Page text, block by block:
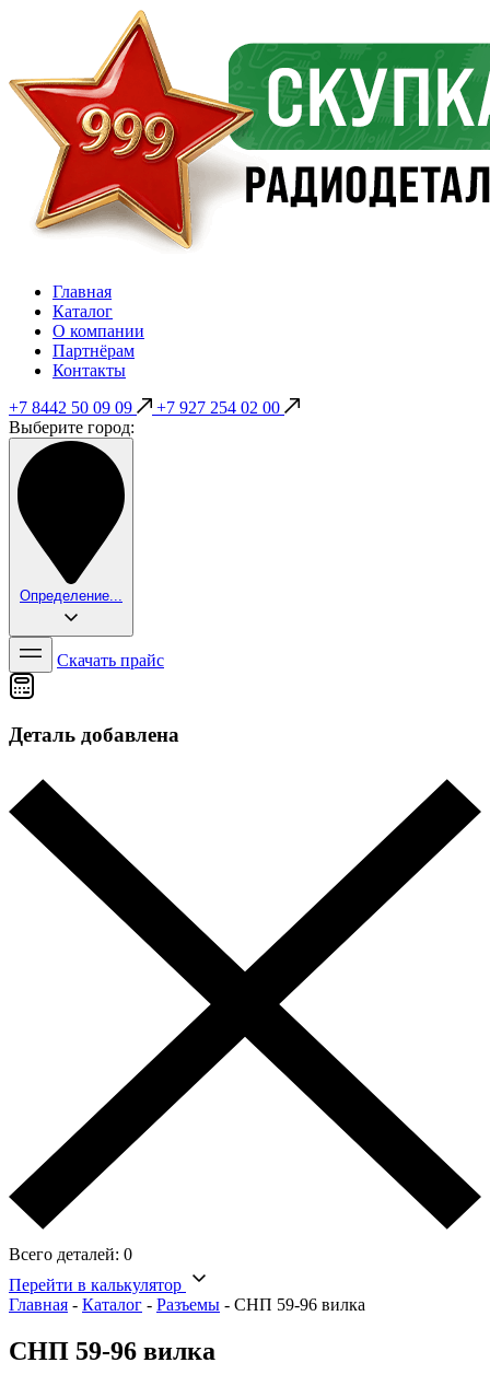
Главная
Каталог
О компании
Партнёрам
Контакты
+7 8442 50 09 09
+7 927 254 02 00
Выберите город:
Определение...
Скачать прайс
Деталь добавлена
Всего деталей: 0
Перейти в калькулятор
Главная - Каталог - Разъемы - СНП 59-96 вилка
СНП 59-96 вилка